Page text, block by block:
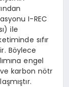
I-REC
ile
sıfır
Böylece
engel
ve karbon nötr